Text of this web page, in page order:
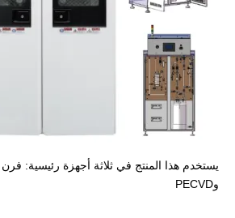
وPECVD